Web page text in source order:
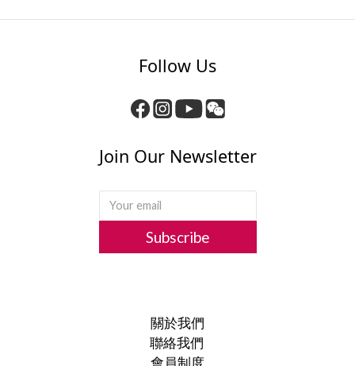
Follow Us
Join Our Newsletter
Subscribe
關於我們
聯絡我們
會員制度